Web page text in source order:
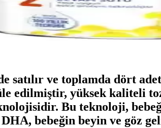
ve toplamda dört
edilmiştir, yüksek kaliteli
Bu teknoloji,
bebeğin beyin ve göz